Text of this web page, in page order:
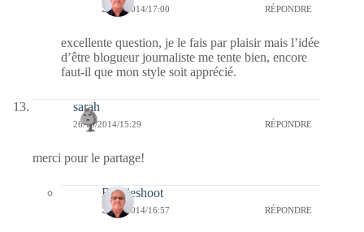
26/10/2014/17:00 RÉPONDRE
excellente question, je le fais par plaisir mais l’idée
d’être blogueur journaliste me tente bien, encore
faut-il que mon style soit apprécié.
sarah
26/10/2014/15:29 RÉPONDRE
merci pour le partage!
Bernieshoot
26/10/2014/16:57 RÉPONDRE